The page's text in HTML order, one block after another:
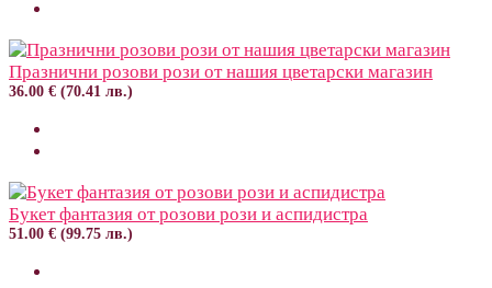
Празнични розови рози от нашия цветарски магазин
36.00 € (70.41 лв.)
Букет фантазия от розови рози и аспидистра
51.00 € (99.75 лв.)